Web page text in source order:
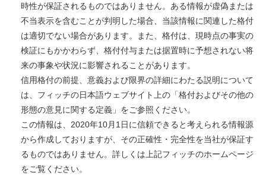
時性が保証されるものではありません。ある情報が虚偽または
不当表示を含むことが判明した場合、当該情報に関連した格付
は適切でない場合があります。また、格付は、現時点の事実の
検証にもかかわらず、格付付与または据置時に予想されない将
来の事象や状況に影響されることがあります。
信用格付の前提、意義および限界の詳細にわたる説明について
は、フィッチの日本語ウェブサイト上の「格付およびその他の
形態の意見に関する定義」をご参照ください。
この情報は、2020年10月1日に信頼できると考えられる情報源
から作成しておりますが、その正確性・完全性を当社が保証す
るものではありません。詳しくは上記フィッチのホームページ
をご覧ください。